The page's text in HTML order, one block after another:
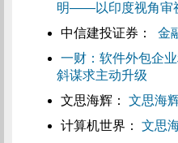
明——以印度视角审
中信建投证券： 金
一财：软件外包企
斜谋求主动升级
文思海辉： 文思海
计算机世界： 文思